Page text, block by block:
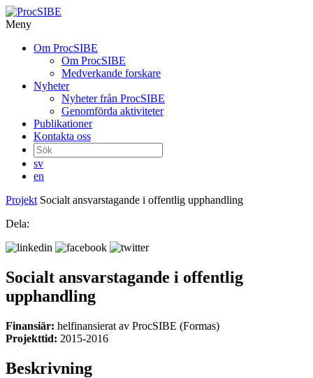
Meny
innehåll
Om ProcSIBE
Om ProcSIBE
Medverkande forskare
Nyheter
Nyheter från ProcSIBE
Genomförda aktiviteter
Publikationer
Kontakta oss
Sök
efter:
sv
en
Projekt Socialt ansvarstagande i offentlig upphandling
Dela:
Socialt ansvarstagande i offentlig
upphandling
Finansiär: helfinansierat av ProcSIBE (Formas)
Projekttid: 2015-2016
Beskrivning